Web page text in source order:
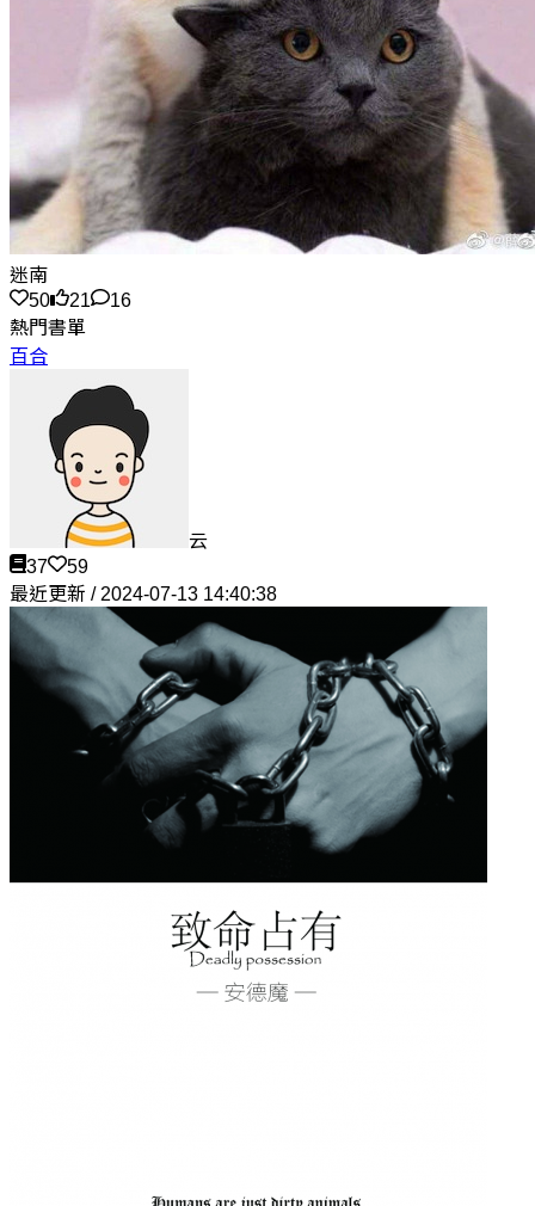
迷南
50
21
16
熱門書單
百合
云
37
59
最近更新 / 2024-07-13 14:40:38